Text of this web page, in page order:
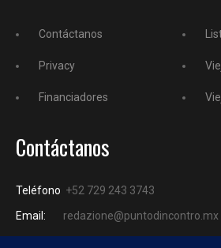
Contáctanos
Privacy
Financiadores
Contáctanos
Teléfono +52 729 243 3743
Email:
redazione@puntodincontro.mx